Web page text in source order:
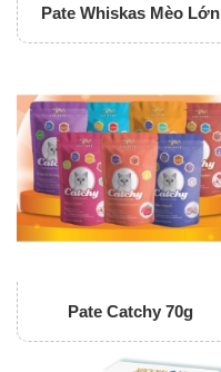
Pate Whiskas Mèo Lớn
Pate Catchy 70g